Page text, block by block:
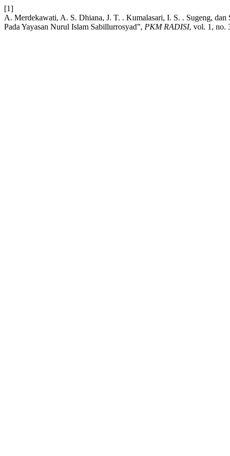
[1]
A. Merdekawati, A. S. Dhiana, J. T. . Kumalasari, I. S. . Sugeng,
Pada Yayasan Nurul Islam Sabillurrosyad”, PKM RADISI, vol. 1, no.